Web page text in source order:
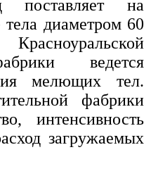
поставляет на
диаметром 60
ведется
мелющих тел.
фабрики
интенсивность
загружаемых